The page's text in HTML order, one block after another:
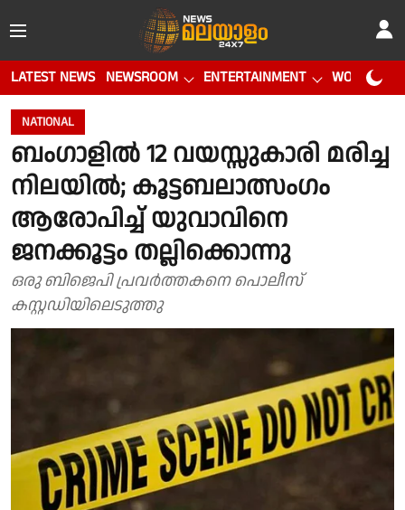
LATEST NEWS NEWSROOM ENTERTAINMENT WORLD CUP
NATIONAL
ബംഗാളില്‍ 12 വയസ്സുകാരി മരിച്ച
നിലയില്‍; കൂട്ടബലാത്സംഗം
ആരോപിച്ച് യുവാവിനെ
ജനക്കൂട്ടം തല്ലിക്കൊന്നു
ഒരു ബിജെപി പ്രവര്‍ത്തകനെ പൊലീസ്
കസ്റ്റഡിയിലെടുത്തു